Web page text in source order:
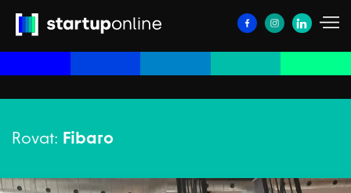
Rovat: Fibaro